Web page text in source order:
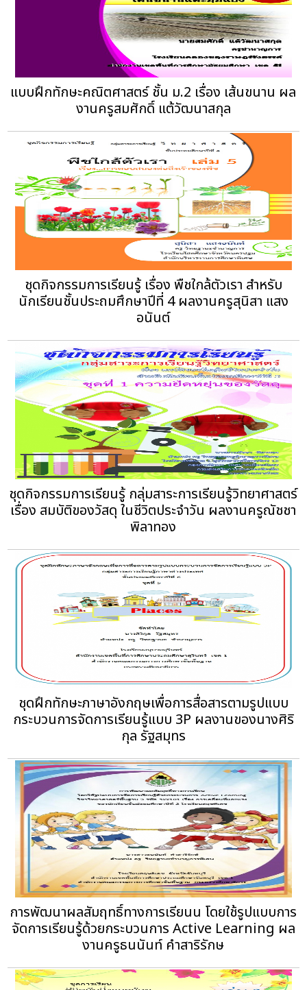
แบบฝึกทักษะคณิตศาสตร์ ชั้น ม.2 เรื่อง เส้นขนาน ผล
งานครูสมศักดิ์ แต้วัฒนาสกุล
ชุดกิจกรรมการเรียนรู้ เรื่อง พืชใกล้ตัวเรา สำหรับ
นักเรียนชั้นประถมศึกษาปีที่ 4 ผลงานครูสุนิสา แสง
อนันต์
ชุดกิจกรรมการเรียนรู้ กลุ่มสาระการเรียนรู้วิทยาศาสตร์
เรื่อง สมบัติของวัสดุ ในชีวิตประจำวัน ผลงานครูณัชชา
พิลาทอง
ชุดฝึกทักษะภาษาอังกฤษเพื่อการสื่อสารตามรูปแบบ
กระบวนการจัดการเรียนรู้แบบ 3P ผลงานของนางศิริ
กุล รัฐสมุทร
การพัฒนาผลสัมฤทธิ์ทางการเรียนน โดยใช้รูปแบบการ
จัดการเรียนรู้ด้วยกระบวนการ Active Learning ผล
งานครูธนนันท์ คําสาริรักษ